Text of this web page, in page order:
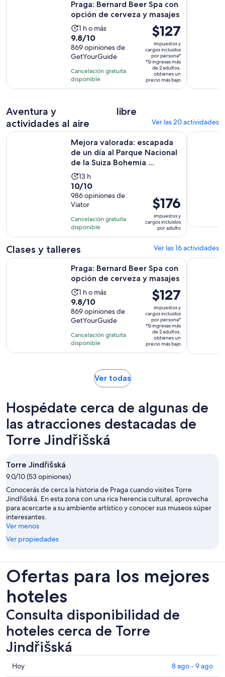
Praga: Bernard Beer Spa con
opción de cerveza y masajes
La
actividad
dura
1
hora
1 h o más
9.8
de
10
con
869
opiniones
9.8/10
869 opiniones de
GetYourGuide
Cancelación gratuita
disponible
El
precio
es
de
$127.
por
persona*
$127
impuestos y
cargos incluidos
por persona*
*Si ingresas más
de 2 adultos,
obtienes un
precio más bajo
Aventura y
actividades al aire
libre
Ver las 20 actividades
Mejora valorada: escapada
de un día al Parque Nacional
de la Suiza Bohemia ...
La
actividad
dura
13
horas
13 h
10.0
de
10
con
986
opiniones
10/10
986 opiniones de
Viator
Cancelación gratuita
disponible
El
precio
es
de
por
adulto
$176
impuestos y
cargos incluidos
por adulto
Mejora valorada: escapada de un día al Parque Nacional de
Miradores
Clases y talleres Ver las 16 actividades
Praga: Bernard Beer Spa con
opción de cerveza y masajes
La
actividad
dura
1
hora
1 h o más
9.8
de
10
con
869
opiniones
9.8/10
869 opiniones de
GetYourGuide
Cancelación gratuita
disponible
El
precio
es
de
$127.
por
persona*
$127
impuestos y
cargos incluidos
por persona*
*Si ingresas más
de 2 adultos,
obtienes un
precio más bajo
Praga: Bernard Beer Spa con opción de cerveza y masajes
Praga
Ver todasSe
una
nueva
pestaña
Hospédate cerca de algunas de
las atracciones destacadas de
Torre Jindřišská
Torre Jindřišská
9.0/10 (53 opiniones)
Conocerás de cerca la historia de Praga cuando visites Torre
Jindřišská. En esta zona con una rica herencia cultural, aprovecha
para acercarte a su ambiente artístico y conocer sus museos súper
interesantes.
Ver menos
Ver propiedades
Ofertas para los mejores
hoteles
Consulta disponibilidad de
hoteles cerca de Torre
Jindřišská
Consultar
Hoy 8 ago - 9 ago